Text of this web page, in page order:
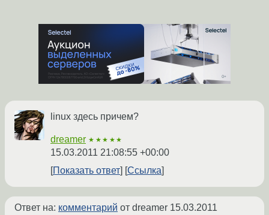
linux здесь причем?
dreamer ★★★★★
15.03.2011 21:08:55 +00:00
Показать ответ
Ссылка
Ответ на: комментарий от dreamer 15.03.2011